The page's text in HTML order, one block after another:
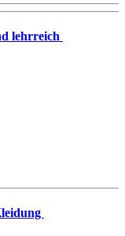
lehrreich